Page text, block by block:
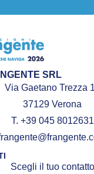
SRL
Via Gaetano Trezza
37129 Verona
T. +39 045 8012631
Scegli il tuo contatto